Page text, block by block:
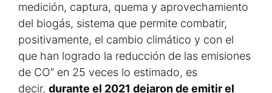
medición, captura, quema y aprovechamiento
del biogás, sistema que permite combatir,
positivamente, el cambio climático y con el
que han logrado la reducción de las emisiones
de CO” en 25 veces lo estimado, es
decir, durante el 2021 dejaron de emitir el